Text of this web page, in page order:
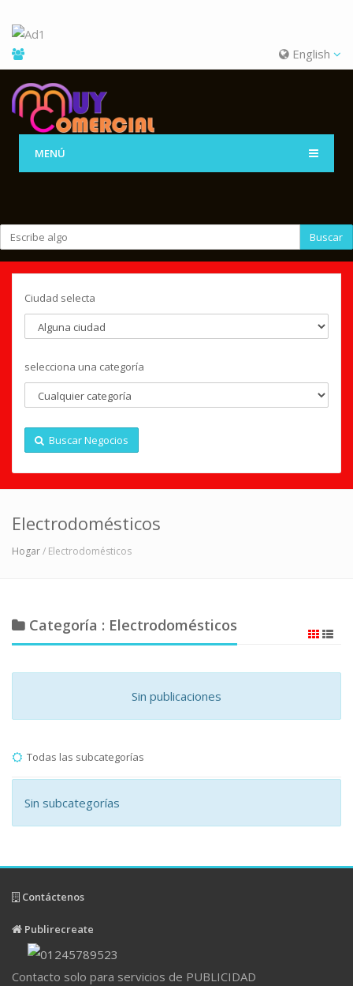
English
MENÚ
Buscar
Ciudad selecta
selecciona una categoría
Buscar Negocios
Electrodomésticos
Hogar/ Electrodomésticos
Categoría : Electrodomésticos
Sin publicaciones
Todas las subcategorías
Sin subcategorías
Contáctenos
Publirecreate
Contacto solo para servicios de PUBLICIDAD